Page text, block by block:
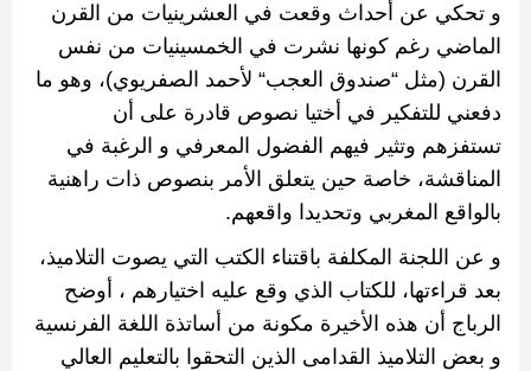
و تحكي عن أحداث وقعت في العشرينيات من القرن
الماضي رغم كونها نشرت في الخمسينيات من نفس
القرن (مثل “صندوق العجب“ لأحمد الصفريوي)، وهو ما
دفعني للتفكير في أختيا نصوص قادرة على أن
تستفزهم وتثير فيهم الفضول المعرفي و الرغبة في
المناقشة، خاصة حين يتعلق الأمر بنصوص ذات راهنية
بالواقع المغربي وتحديدا واقعهم.
و عن اللجنة المكلفة باقتناء الكتب التي يصوت التلاميذ،
بعد قراءتها، للكتاب الذي وقع عليه اختيارهم ، أوضح
الرباج أن هذه الأخيرة مكونة من أساتذة اللغة الفرنسية
و بعض التلاميذ القدامى الذين التحقوا بالتعليم العالي